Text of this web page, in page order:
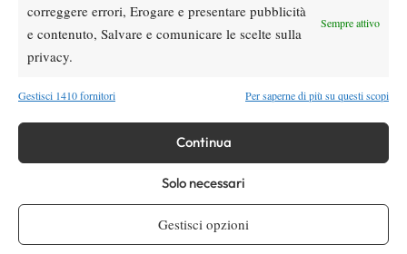
correggere errori, Erogare e presentare pubblicità
e contenuto, Salvare e comunicare le scelte sulla
privacy.
Sempre attivo
Gestisci 1410 fornitori Per saperne di più su questi scopi
Continua
Solo necessari
Gestisci opzioni
Testata giornalisticaSpazio Tennisregistrata Aut-Trib Milano n°
10268 del 15/09/2025
Editore: VIBES MEDIA SRL
, P.iva 14250480960
HOME
ENTRY LIST